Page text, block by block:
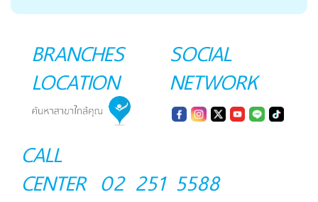
BRANCHES
LOCATION
SOCIAL
NETWORK
CALL
CENTER 02 251 5588